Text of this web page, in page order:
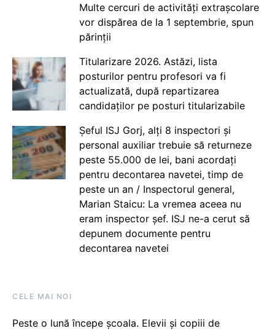
Multe cercuri de activități extrașcolare
vor dispărea de la 1 septembrie, spun
părinții
Titularizare 2026. Astăzi, lista
posturilor pentru profesori va fi
actualizată, după repartizarea
candidaților pe posturi titularizabile
Șeful ISJ Gorj, alți 8 inspectori și
personal auxiliar trebuie să returneze
peste 55.000 de lei, bani acordați
pentru decontarea navetei, timp de
peste un an / Inspectorul general,
Marian Staicu: La vremea aceea nu
eram inspector șef. ISJ ne-a cerut să
depunem documente pentru
decontarea navetei
CELE MAI NOI
Peste o lună începe școala. Elevii și copiii de